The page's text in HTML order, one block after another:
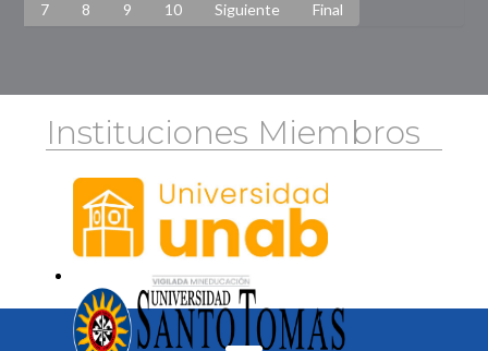
7 8 9 10 Siguiente Final
Instituciones Miembros